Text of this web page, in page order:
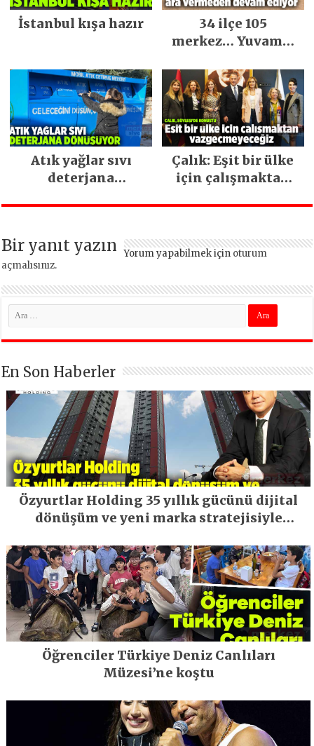
İstanbul kışa hazır
34 ilçe 105
merkez… Yuvamız
ara vermeden
devam ediyor
Atık yağlar sıvı
deterjana
Çalık: Eşit bir ülke
için çalışmaktan
Bir yanıt yazın Yorum yapabilmek için oturum
açmalısınız.
En Son Haberler
Özyurtlar Holding 35 yıllık gücünü dijital
dönüşüm ve yeni marka stratejisiyle
Öğrenciler Türkiye Deniz Canlıları
Müzesi’ne koştu